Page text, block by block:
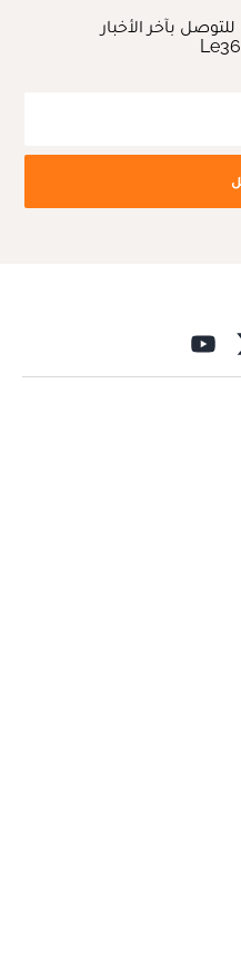
بآخر الأخبار